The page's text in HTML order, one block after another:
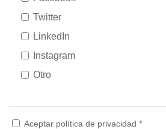
Twitter
LinkedIn
Instagram
Otro
Aceptar política de privacidad *